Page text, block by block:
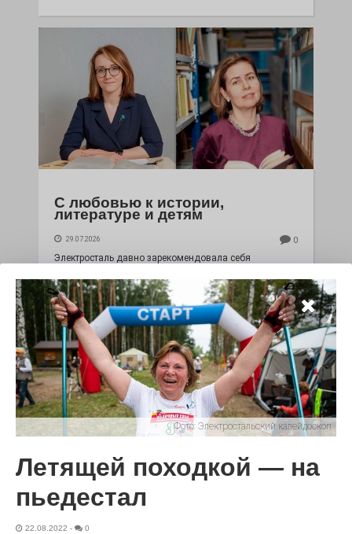
С любовью к истории,
литературе и детям
29.07.2026 0
Электросталь давно зарекомендовала себя
подтвердили наши педагоги.
Чувство Родины — одно на
всех
28.07.2026
Фото: Электростальский калейдоскоп
Летящей походкой — на
пьедестал
22.08.2022 - 0